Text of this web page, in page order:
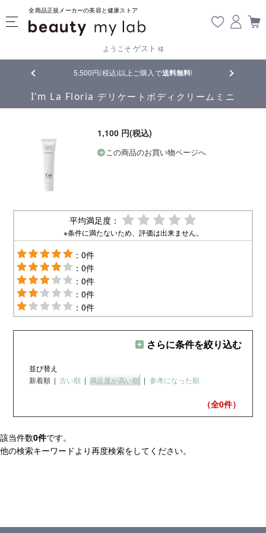
全商品正規メーカーの美容と健康ストア
ようこそ ゲスト 様
5,500円(税込)以上ご購入で送料無料! 【重要】
I'm La Floria デリケートボディクリームミニ
1,100 円(税込)
この商品のお買い物ページへ
平均満足度：
※条件に満たないため、評価は出来ません。
：0件
：0件
：0件
：0件
：0件
さらに条件を絞り込む
並び替え
新着順 | 古い順 | 満足度が高い順 | 参考になった順
（全0件）
該当件数0件です。
他の検索キーワードより再度検索をしてください。